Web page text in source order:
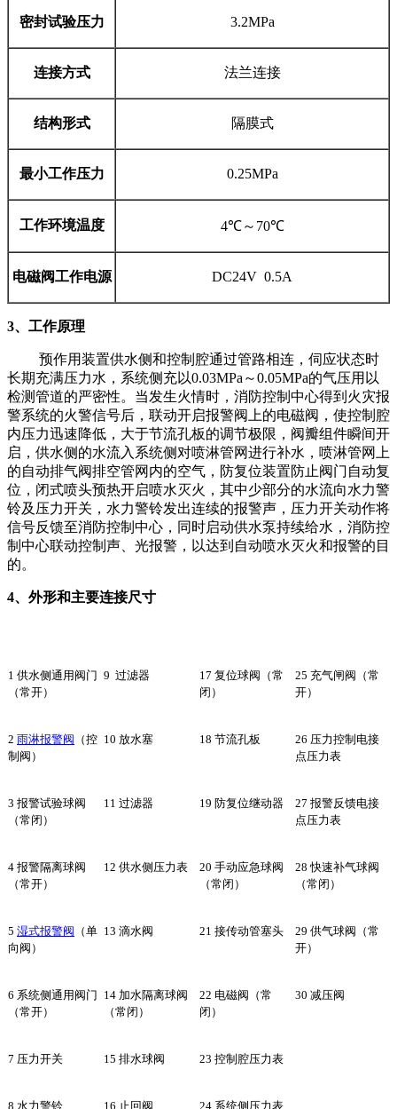
密封试验压力 3.2MPa
连接方式 法兰连接
结构形式 隔膜式
最小工作压力 0.25MPa
工作环境温度 4℃～70℃
电磁阀工作电源 DC24V 0.5A
3、工作原理
预作用装置供水侧和控制腔通过管路相连，伺应状态时
长期充满压力水，系统侧充以0.03MPa～0.05MPa的气压用以
检测管道的严密性。当发生火情时，消防控制中心得到火灾报
警系统的火警信号后，联动开启报警阀上的电磁阀，使控制腔
内压力迅速降低，大于节流孔板的调节极限，阀瓣组件瞬间开
启，供水侧的水流入系统侧对喷淋管网进行补水，喷淋管网上
的自动排气阀排空管网内的空气，防复位装置防止阀门自动复
位，闭式喷头预热开启喷水灭火，其中少部分的水流向水力警
铃及压力开关，水力警铃发出连续的报警声，压力开关动作将
信号反馈至消防控制中心，同时启动供水泵持续给水，消防控
制中心联动控制声、光报警，以达到自动喷水灭火和报警的目
的。
4、外形和主要连接尺寸
1 供水侧通用阀门
（常开）
9 过滤器
17 复位球阀（常
闭）
25 充气闸阀（常
开）
2 雨淋报警阀 （控
制阀）
10 放水塞 18 节流孔板
26 压力控制电接
点压力表
3 报警试验球阀
（常闭）
11 过滤器 19 防复位继动器
27 报警反馈电接
点压力表
4 报警隔离球阀
（常开）
12 供水侧压力表
20 手动应急球阀
（常闭）
28 快速补气球阀
（常闭）
5 湿式报警阀 （单
向阀）
13 滴水阀 21 接传动管塞头
29 供气球阀（常
开）
6 系统侧通用阀门
（常开）
14 加水隔离球阀
（常闭）
22 电磁阀（常
闭）
30 减压阀
7 压力开关 15 排水球阀 23 控制腔压力表
8 水力警铃 16 止回阀 24 系统侧压力表